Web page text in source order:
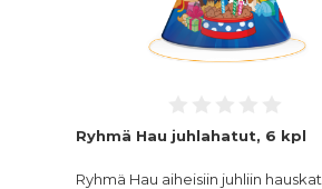
Ryhmä Hau juhlahatut, 6 kpl
Ryhmä Hau aiheisiin juhliin hauskat